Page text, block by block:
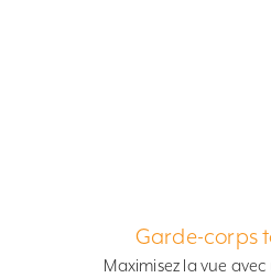
Garde-corps
Maximisez la vue